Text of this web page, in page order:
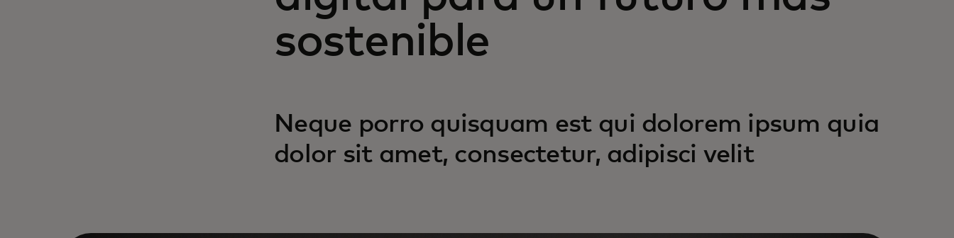
sostenible
Neque porro quisquam est qui dolorem ipsum quia
dolor sit amet, consectetur, adipisci velit